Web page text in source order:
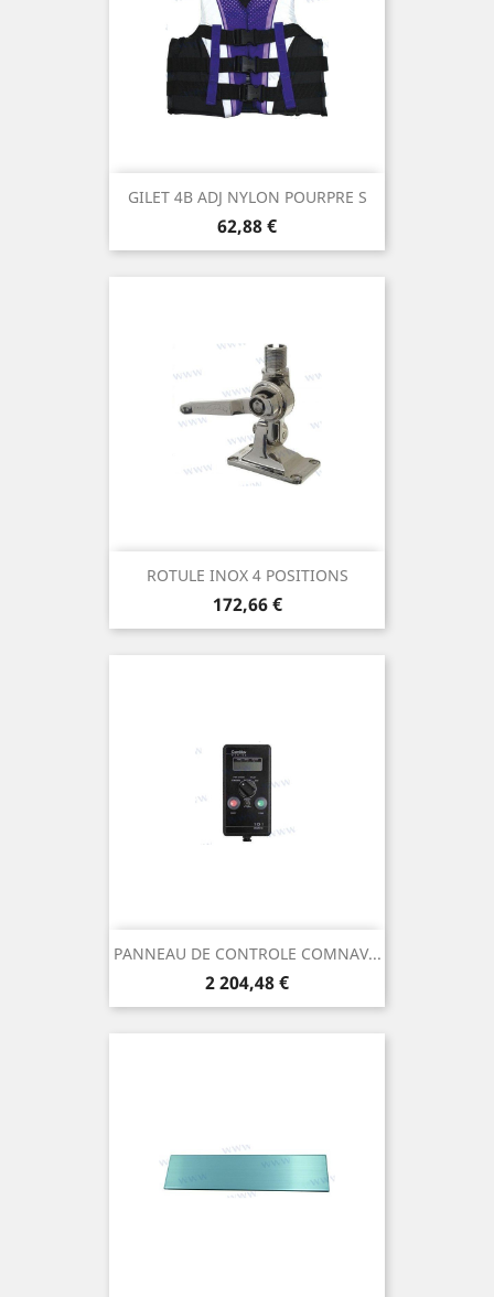
GILET 4B ADJ NYLON POURPRE S
Prix
62,88 €
ROTULE INOX 4 POSITIONS
Prix
172,66 €
PANNEAU DE CONTROLE COMNAV...
Prix
2 204,48 €